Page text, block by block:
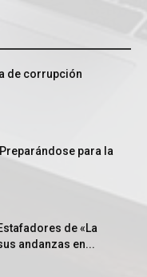
de corrupción
para la
de «La
andanzas en...